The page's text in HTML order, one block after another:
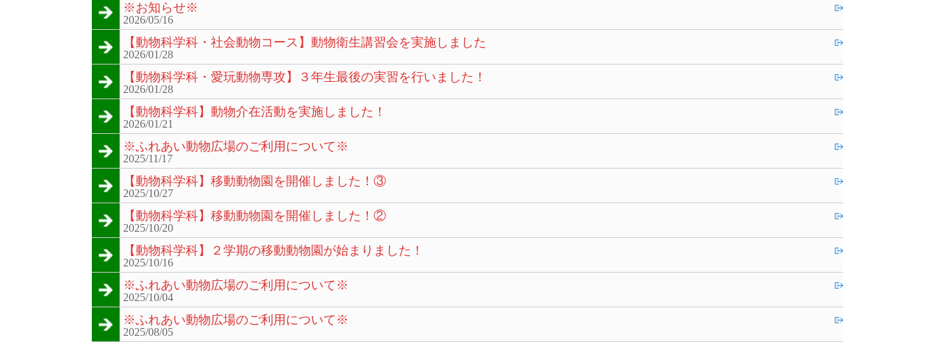
※お知らせ※
2026/05/16
【動物科学科・社会動物コース】動物衛生講習会を実施しました
2026/01/28
【動物科学科・愛玩動物専攻】３年生最後の実習を行いました！
2026/01/28
【動物科学科】動物介在活動を実施しました！
2026/01/21
※ふれあい動物広場のご利用について※
2025/11/17
【動物科学科】移動動物園を開催しました！③
2025/10/27
【動物科学科】移動動物園を開催しました！②
2025/10/20
【動物科学科】２学期の移動動物園が始まりました！
2025/10/16
※ふれあい動物広場のご利用について※
2025/10/04
※ふれあい動物広場のご利用について※
2025/08/05